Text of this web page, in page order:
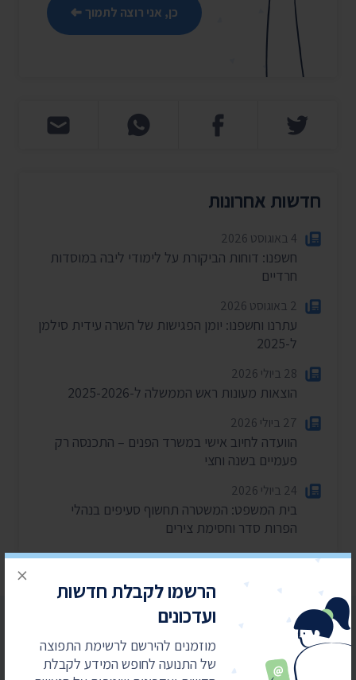
הרשמו לקבלת חדשות
ועדכונים
מוזמנים להירשם לרשימת התפוצה
של התנועה לחופש המידע לקבלת
×
כן, אני רוצה לתמוך
חדשות אחרונות
4 באוגוסט 2026
חשפנו: דוחות הביקורת על לימודי ליבה במוסדות
חרדיים
2 באוגוסט 2026
עתרנו וחשפנו: יומן הפגישות של השרה עידית סילמן
ל-2025
28 ביולי 2026
הוצאות מעונות ראש הממשלה ל-2025-2026
27 ביולי 2026
הוועדה לחיוב אישי במשרד הפנים – התכנסה רק
פעמיים בשנה וחצי
24 ביולי 2026
בית המשפט: המשטרה תחשוף סעיפים בנהלי
הפרות סדר וחסימת צירים